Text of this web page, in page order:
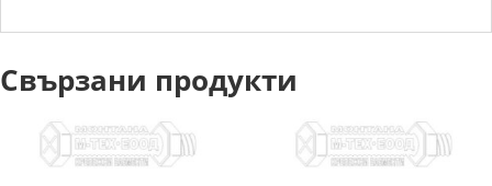
Свързани продукти